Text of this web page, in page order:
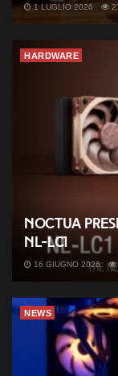
1 LUGLIO 2026
HARDWARE
Noctua
NL-LC1
16 GIUGNO 2026
NEWS